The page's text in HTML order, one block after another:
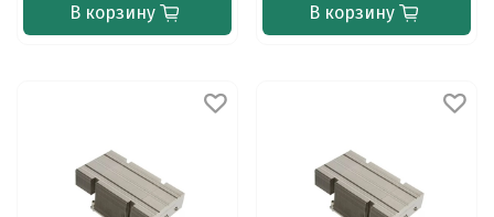
В корзину В корзину